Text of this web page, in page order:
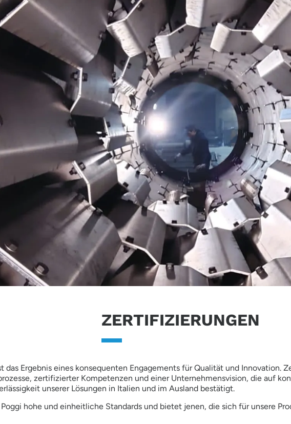
ZERTIFIZIERUNGEN
das Ergebnis eines konsequenten Engagements für Qualität und
zertifizierter Kompetenzen und einer Unternehmensvision, die auf
unserer Lösungen in Italien und im Ausland bestätigt.
hohe und einheitliche Standards und bietet jenen, die sich für unsere